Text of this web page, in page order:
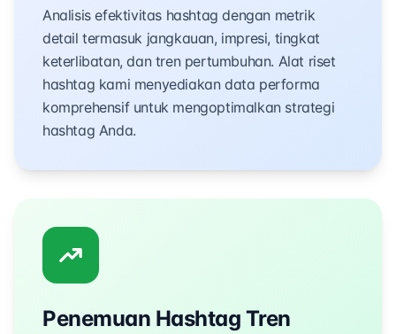
Analisis efektivitas hashtag dengan metrik
detail termasuk jangkauan, impresi, tingkat
keterlibatan, dan tren pertumbuhan. Alat riset
hashtag kami menyediakan data performa
komprehensif untuk mengoptimalkan strategi
hashtag Anda.
Penemuan Hashtag Tren